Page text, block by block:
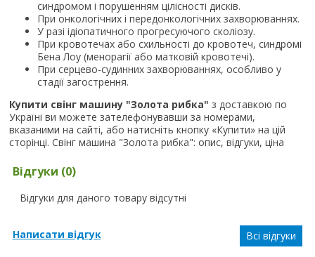
синдромом і порушенням цілісності дисків.
При онкологічних і передонкологічних захворюваннях.
У разі ідіопатичного прогресуючого сколіозу.
При кровотечах або схильності до кровотеч, синдромі
Бена Лоу (менорагії або матковій кровотечі).
При серцево-судинних захворюваннях, особливо у
стадії загострення.
Купити свінг машину "Золота рибка" з доставкою по
Україні ви можете зателефонувавши за номерами,
вказаними на сайті, або натисніть кнопку «Купити» на цій
сторінці. Свінг машина "Золота рибка": опис, відгуки, ціна
Відгуки (0)
Відгуки для даного товару відсутні
Написати відгук Всі відгуки